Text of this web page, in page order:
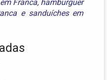
Franca, hamburguer
e sanduíches em